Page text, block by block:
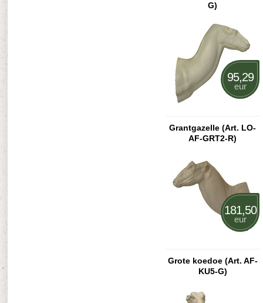
G)
Grantgazelle (Art. LO-
AF-GRT2-R)
95,29
eur
Grote koedoe (Art. AF-
KU5-G)
181,50
eur